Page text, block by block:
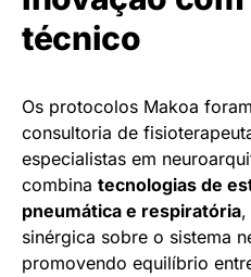
técnico
Os protocolos Makoa
consultoria de
especialistas em
combina tecnologias de
pneumática e respiratória,
sinérgica sobre o sistema
promovendo equilíbrio